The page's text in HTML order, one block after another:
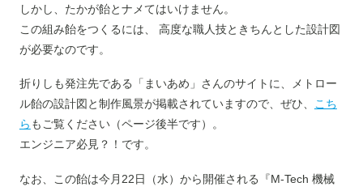
しかし、たかが飴とナメてはいけません。
この組み飴をつくるには、 高度な職人技ときちんとした設計図
が必要なのです。
折りしも発注先である「まいあめ」さんのサイトに、メトロー
ル飴の設計図と制作風景が掲載されていますので、ぜひ、 こち
ら もご覧ください（ページ後半です）。
エンジニア必見？！です。
なお、この飴は今月22日（水）から開催される『M-Tech 機械